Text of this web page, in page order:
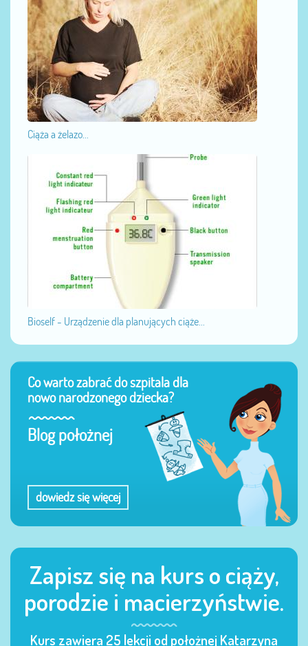
Ciąża a żelazo...
Bioself - Urządzenie dla planujących ciąże...
Co warto zabrać do szpitala dla
nowo narodzonego dziecka?
Blog położnej
dowiedz się więcej
Zapisz się na kurs o ciąży,
porodzie i macierzyństwie.
Kurs zawiera 25 lekcji od położnej Katarzyna